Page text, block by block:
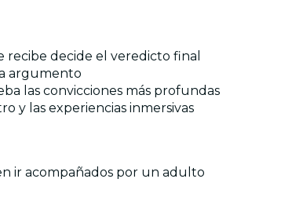
recibe decide el veredicto final
argumento
las convicciones más profundas
y las experiencias inmersivas
ir acompañados por un adulto